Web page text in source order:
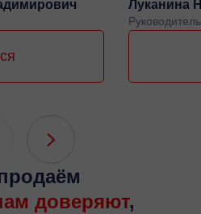
Луканина
доверяют,